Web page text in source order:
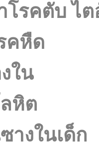
โรคตับ ไต
คหืด
ใน
หิต
างในเด็ก